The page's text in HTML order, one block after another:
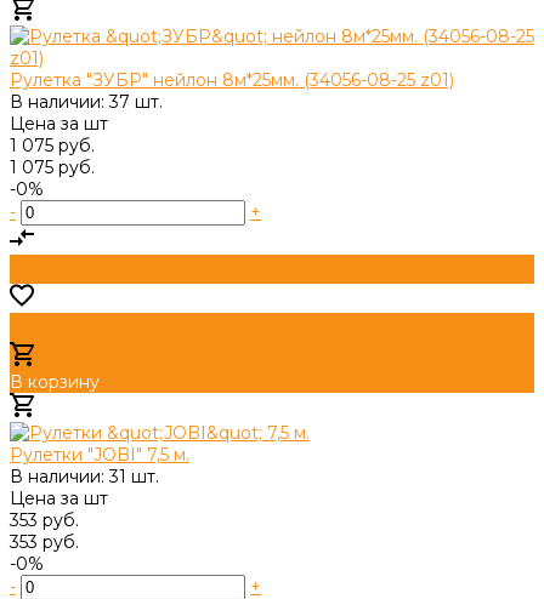
Рулетка "ЗУБР" нейлон 8м*25мм. (34056-08-25 z01)
В наличии: 37 шт.
Цена за шт
1 075 руб.
1 075 руб.
-0%
-
+
В корзину
Рулетки "JOBI" 7,5 м.
В наличии: 31 шт.
Цена за шт
353 руб.
353 руб.
-0%
-
+